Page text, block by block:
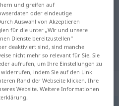
Übersetzung für
Übersetzung
und greifen auf
oder eindeutige
Auswahl von Akzeptieren
für die unter „Wir und unsere
Dienste bereitzustellen“
deaktiviert sind, sind manche
nicht mehr so relevant für Sie. Sie
aufrufen, um Ihre Einstellungen zu
indem Sie auf den Link
Rand der Webseite klicken. Ihre
Website. Weitere Informationen